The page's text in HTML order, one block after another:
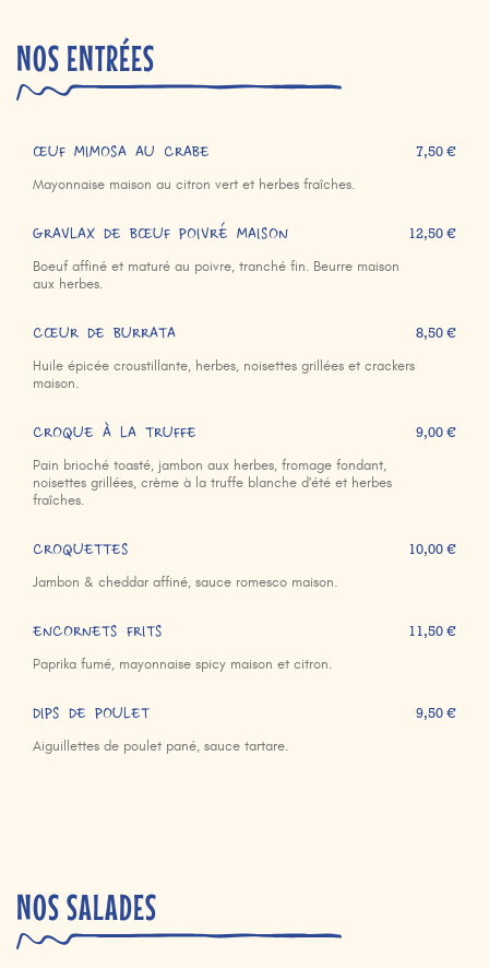
NOS ENTRÉES
ŒUF MIMOSA AU CRABE
Mayonnaise maison au citron vert et herbes fraîches.
7,50 €
GRAVLAX DE BŒUF POIVRÉ MAISON
Boeuf affiné et maturé au poivre, tranché fin. Beurre maison
aux herbes.
12,50 €
CŒUR DE BURRATA
Huile épicée croustillante, herbes, noisettes grillées et crackers
maison.
8,50 €
CROQUE À LA TRUFFE
Pain brioché toasté, jambon aux herbes, fromage fondant,
noisettes grillées, crème à la truffe blanche d'été et herbes
fraîches.
9,00 €
CROQUETTES
Jambon & cheddar affiné, sauce romesco maison.
10,00 €
ENCORNETS FRITS
Paprika fumé, mayonnaise spicy maison et citron.
11,50 €
DIPS DE POULET
Aiguillettes de poulet pané, sauce tartare.
9,50 €
NOS SALADES